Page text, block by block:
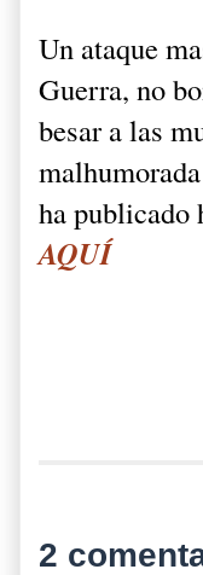
Un ataque
Guerra, no
besar a las
ha
AQUÍ
2